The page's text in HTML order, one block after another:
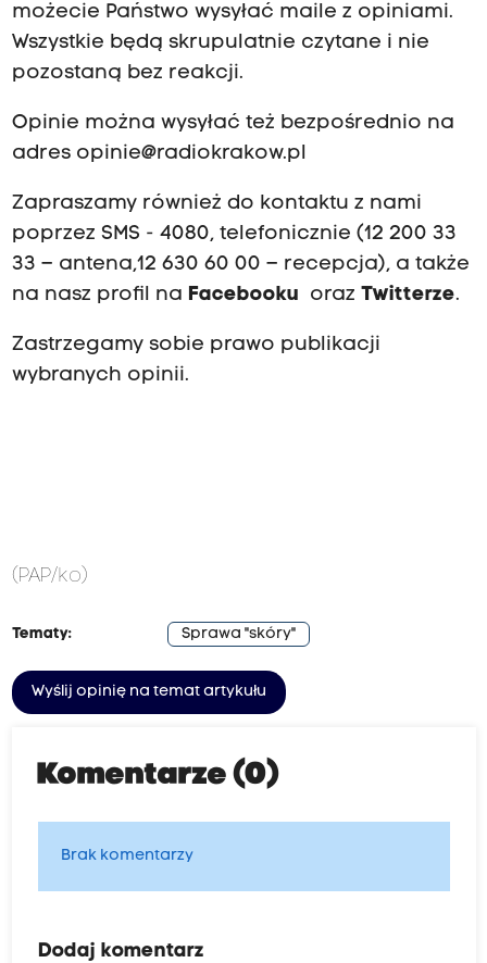
możecie Państwo wysyłać maile z opiniami.
Wszystkie będą skrupulatnie czytane i nie
pozostaną bez reakcji.
Opinie można wysyłać też bezpośrednio na
adres opinie@radiokrakow.pl
Zapraszamy również do kontaktu z nami
poprzez SMS - 4080, telefonicznie (12 200 33
33 – antena,12 630 60 00 – recepcja), a także
na nasz profil na Facebooku oraz Twitterze.
Zastrzegamy sobie prawo publikacji
wybranych opinii.
(PAP/ko)
Tematy: Sprawa "skóry"
Wyślij opinię na temat artykułu
Komentarze (0)
Brak komentarzy
Dodaj komentarz